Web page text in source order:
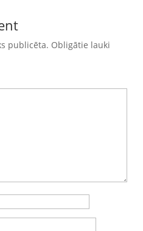
publicēta. Obligātie lauki